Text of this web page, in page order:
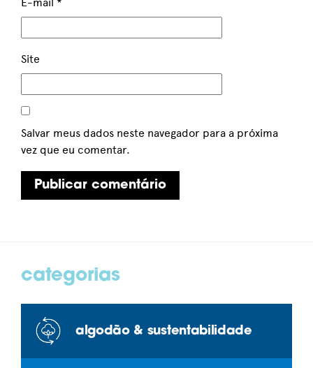
Site
Salvar meus dados neste navegador para a próxima
vez que eu comentar.
categorias
algodão & sustentabilidade